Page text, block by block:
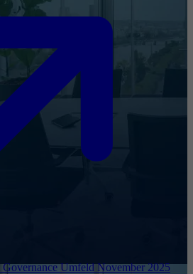
Umfeld November 2025